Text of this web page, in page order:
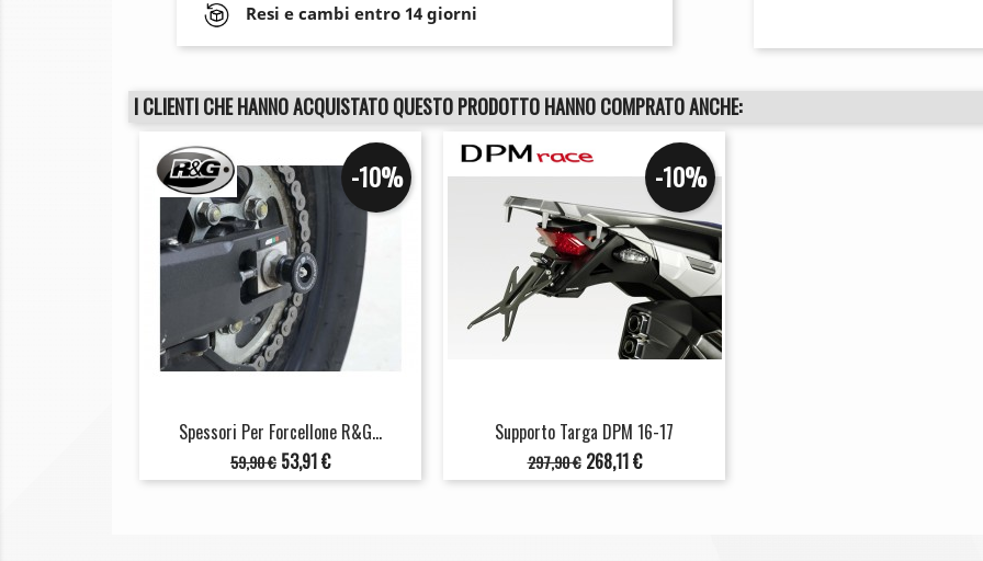
Resi e cambi entro 14 giorni
I CLIENTI CHE HANNO ACQUISTATO QUESTO PRODOTTO HANNO COMPRATO ANCHE:
Spessori Per Forcellone R&G...
Prezzo
base
59,90 €
-10%
Prezzo
53,91 €
Supporto Targa DPM 16-17
Prezzo
base
297,90 €
-10%
Prezzo
268,11 €